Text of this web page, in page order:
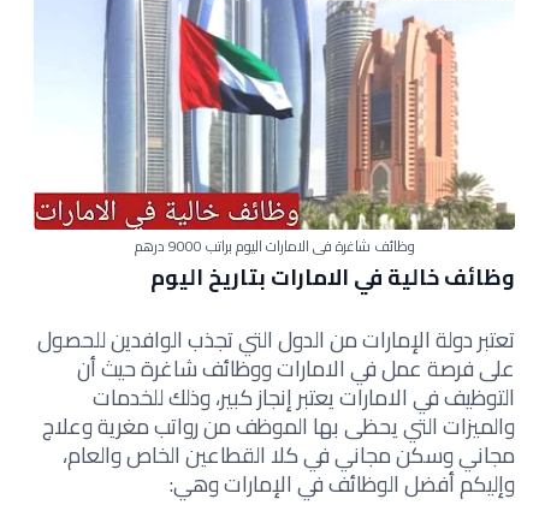
وظائف شاغرة في الامارات اليوم براتب 9000 درهم
وظائف خالية في الامارات بتاريخ اليوم
تعتبر دولة الإمارات من الدول التي تجذب الوافدين للحصول
على فرصة عمل في الامارات ووظائف شاغرة حيث أن
التوظيف في الامارات يعتبر إنجاز كبير، وذلك للخدمات
والميزات التي يحظى بها الموظف من رواتب مغرية وعلاج
مجاني وسكن مجاني في كلا القطاعين الخاص والعام،
وإليكم أفضل الوظائف في الإمارات وهي: